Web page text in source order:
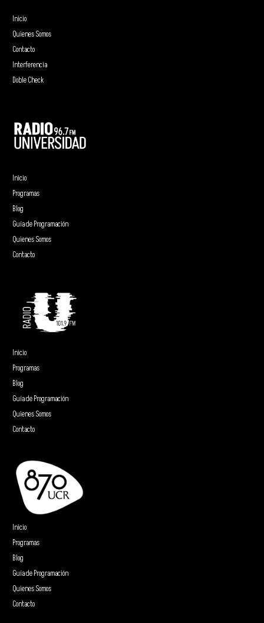
Inicio
Quienes Somos
Contacto
Interferencia
Doble Check
Inicio
Programas
Blog
Guía de Programación
Quienes Somos
Contacto
Inicio
Programas
Blog
Guía de Programación
Quienes Somos
Contacto
Inicio
Programas
Blog
Guía de Programación
Quienes Somos
Contacto